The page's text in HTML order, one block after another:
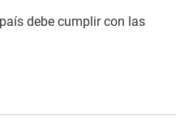
debe cumplir con las